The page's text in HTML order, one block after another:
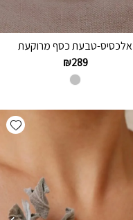
אלכסיס-טבעת כסף מרוקעת
₪289